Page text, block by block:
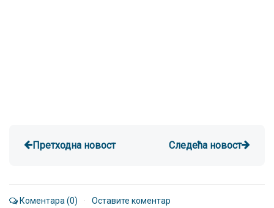
Претходна новост Следећа новост
Коментара (0) · Оставите коментар